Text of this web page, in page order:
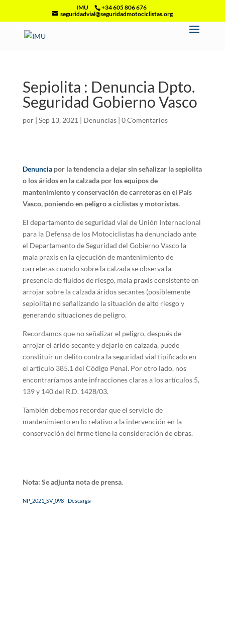
IMU
+34 605 806 676
seguridadvial@seguridadmotociclistas.org
Sepiolita : Denuncia Dpto.
Seguridad Gobierno Vasco
por | Sep 13, 2021 | Denuncias| 0 Comentarios
Denunciapor la tendencia a dejar sin señalizar la sepiolita
o los áridos en la calzada por los equipos de
mantenimiento y conservación de carreteras en el Pais
Vasco, poniendo en peligro a ciclistas y motoristas.
El departamento de seguridad vial de Unión Internacional
para la Defensa de los Motociclistas ha denunciado ante
el Departamento de Seguridad del Gobierno Vasco la
mala praxis en la ejecución de mantenimiento de
carreteras cuando sobre la calzada se observa la
presencia de fluidos de riesgo, mala praxis consistente en
arrojar sobre la calzada áridos secantes (posiblemente
sepiolita) no señalizando la situación de alto riesgo y
generando situaciones de peligro.
Recordamos que no señalizar el peligro, después de
arrojar el árido secante y dejarlo en calzada, puede
constituir un delito contra la seguridad vial tipificado en
el artículo 385.1 del Código Penal. Por otro lado, nos
encontraríamos ante infracciones claras a los artículos 5,
139 y 140 del R.D. 1428/03.
También debemos recordar que el servicio de
mantenimiento en lo relativo a la intervención en la
conservación del firme tiene la consideración de obras.
Nota: Se adjunta nota de prensa.
NP_2021_SV_098 Descarga